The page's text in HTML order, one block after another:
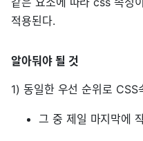
적용된다.
알아둬야 될 것
1) 동일한 우선 순위로 CSS
그 중 제일 마지막에